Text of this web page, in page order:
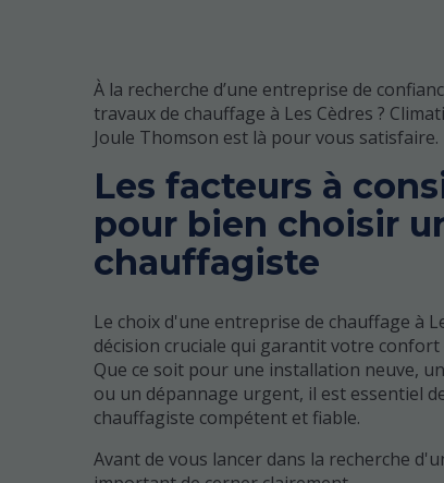
À la recherche d’une entreprise de
travaux de chauffage à Les Cèdres ?
Joule Thomson est là pour vous satisfaire.
Les facteurs à
pour bien choisir
chauffagiste
Le choix d'une entreprise de chauffage à
décision cruciale qui garantit votre
Que ce soit pour une installation neuve,
ou un dépannage urgent, il est essentiel
chauffagiste compétent et fiable.
Avant de vous lancer dans la recherche